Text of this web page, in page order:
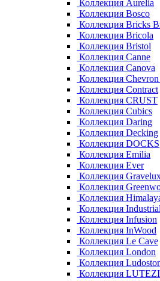
Коллекция Aurelia
Коллекция Bosco
Коллекция Bricks
Коллекция Bricola
Коллекция Bristol
Коллекция Canne
Коллекция Canova
Коллекция
Коллекция Contract
Коллекция CRUST
Коллекция Cubics
Коллекция Daring
Коллекция Decking
Коллекция DOCKS
Коллекция Emilia
Коллекция Ever
Коллекция
Коллекция
Коллекция
Коллекция
Коллекция Infusion
Коллекция InWood
Коллекция Le Cave
Коллекция London
Коллекция
Коллекция